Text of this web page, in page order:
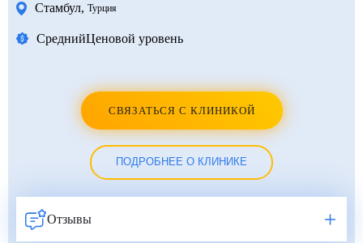
Стамбул, Турция
СреднийЦеновой уровень
СВЯЗАТЬСЯ С КЛИНИКОЙ
ПОДРОБНЕЕ О КЛИНИКЕ
Отзывы